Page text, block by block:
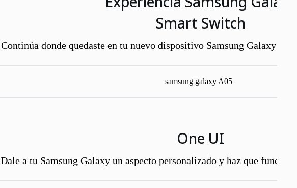
Smart Switch
Continúa donde quedaste en tu nuevo dispositivo Samsung Galaxy
One UI
Dale a tu Samsung Galaxy un aspecto personalizado y haz que